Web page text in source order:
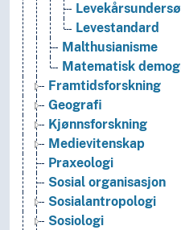
Levestandard
Malthusianisme
Matematisk
Framtidsforskning
Geografi
Kjønnsforskning
Medievitenskap
Praxeologi
Sosial organisasjon
Sosialantropologi
Sosiologi